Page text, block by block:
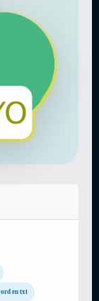
en txt